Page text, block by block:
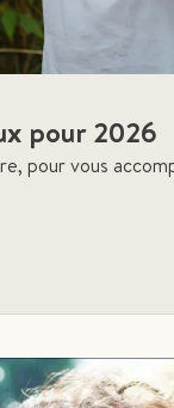
pour 2026
pour vous